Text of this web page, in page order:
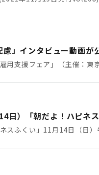
慮」インタビュー動画が
用支援フェア」（主催：東
スふくい」11月14日（日）